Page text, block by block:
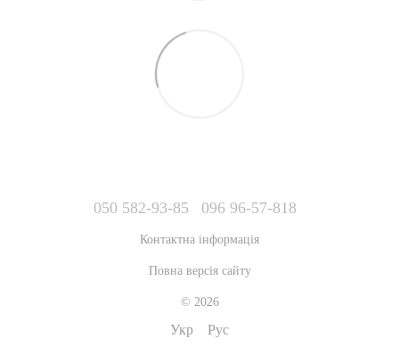
050 582-93-85 096 96-57-818
Контактна інформація
Повна версія сайту
© 2026
Укр Рус